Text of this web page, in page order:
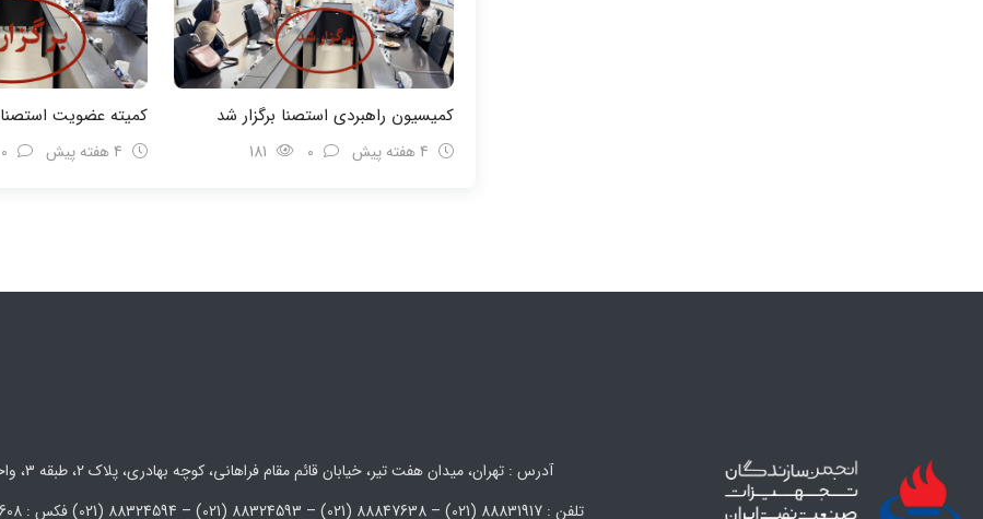
کمیسیون راهبردی استصنا برگزار شد کمیته عضویت استصنا
آدرس : تهران، میدان هفت تیر، خیابان قائم مقام فراهانی، کوچه بهادری، پلاک 2، طبقه 3، واحد 5 و 6
تلفن : 88831917 (021) – 88847638 (021) – 88324593 (021) – 88324594 (021) فکس : 88838608 (021)